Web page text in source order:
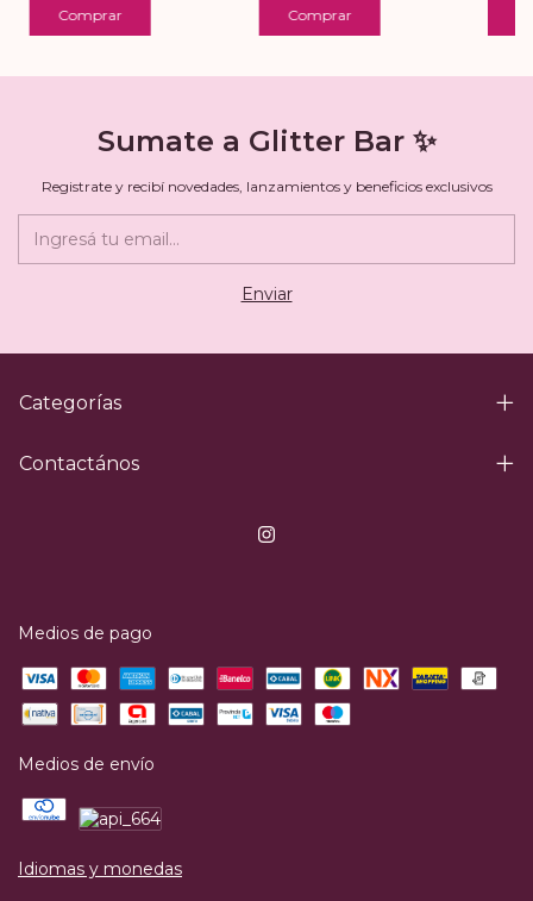
Sumate a Glitter Bar ✨
Registrate y recibí novedades, lanzamientos y beneficios exclusivos
Categorías
Contactános
Medios de pago
Medios de envío
Idiomas y monedas